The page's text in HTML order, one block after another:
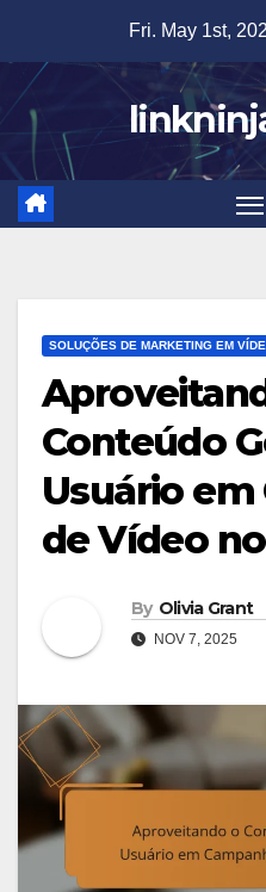
content
Fri. May 1st,
SOLUÇÕES DE MARKETING EM
Conteúdo
Usuário
de Vídeo
By Olivia Grant
NOV 7, 2025